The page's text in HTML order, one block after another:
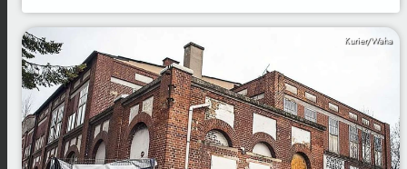
Kurier/Waha